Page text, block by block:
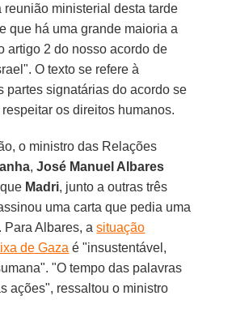
reunião ministerial desta tarde
que há uma grande maioria a
artigo 2 do nosso acordo de
O texto se refere à
partes signatárias do acordo se
os direitos humanos.
o ministro das Relações
,José Manuel Albares
Madri, junto a outras três
uma carta que pedia uma
Para Albares, asituação
de Gaza é "insustentável,
"O tempo das palavras
ações", ressaltou o ministro